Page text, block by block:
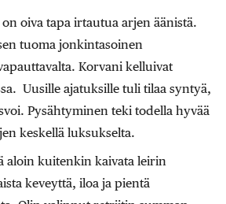
oiva tapa irtautua arjen äänistä.
tuoma jonkintasoinen
Korvani kelluivat
Uusille ajatuksille tuli tilaa syntyä,
Pysähtyminen teki todella hyvää
keskellä luksukselta.
aloin kuitenkin kaivata leirin
keveyttä, iloa ja pientä